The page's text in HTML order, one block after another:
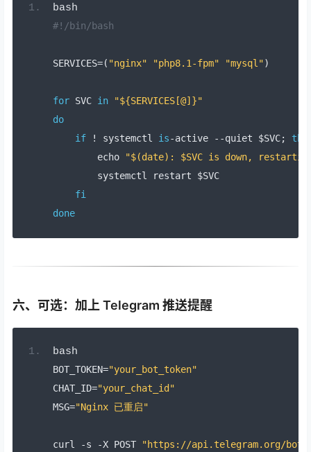
bash
#!/bin/bash
SERVICES=( "nginx" "php8.1-fpm" "mysql")
for SVC in
"${SERVICES[@]}"
do
if
! systemctl is-active --quiet $SVC;
        echo
"$(date): $SVC is down,
        systemctl restart $SVC
fi
done
六、可选：加上 Telegram 推送提醒
bash
BOT_TOKEN="your_bot_token"
CHAT_ID="your_chat_id"
MSG="Nginx 已重启"
curl -s -X POST
"https://api.telegram.org/